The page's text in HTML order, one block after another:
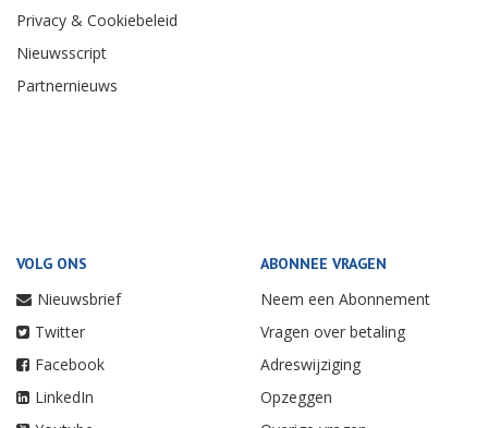
Privacy & Cookiebeleid
Nieuwsscript
Partnernieuws
VOLG ONS
Nieuwsbrief
Twitter
Facebook
LinkedIn
ABONNEE VRAGEN
Neem een Abonnement
Vragen over betaling
Adreswijziging
Opzeggen